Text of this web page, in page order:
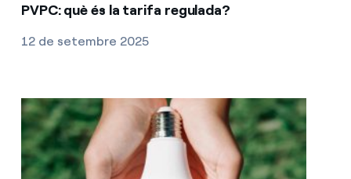
PVPC: què és la tarifa regulada?
12 de setembre 2025